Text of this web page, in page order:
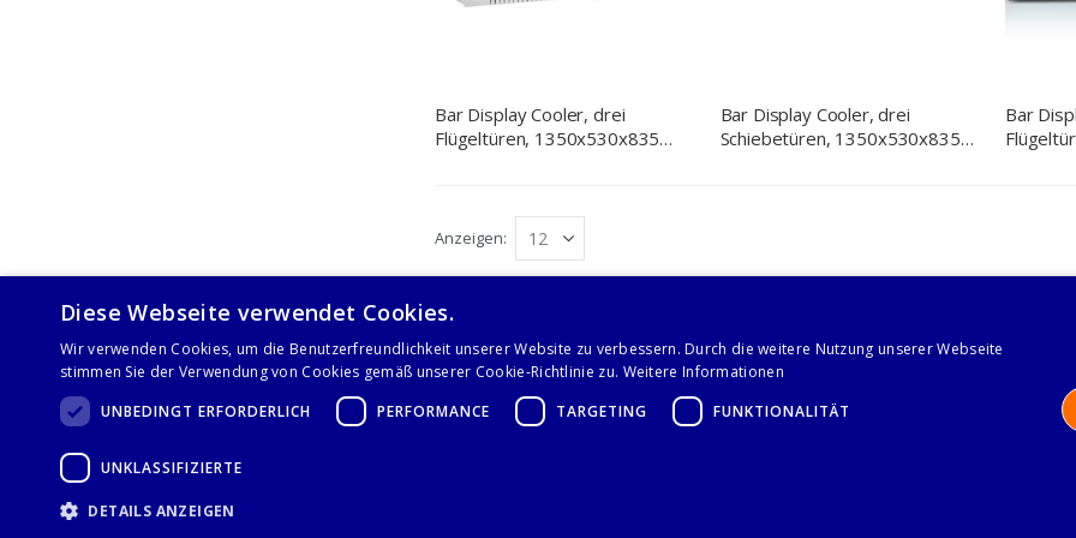
Bar Display Cooler, drei
Flügeltüren, 1350x530x835
Bar Display Cooler, drei
Schiebetüren, 1350x530x835
Bar
Anzeigen
Folge uns auf
IMPRESSUM
Diese Webseite verwendet Cookies.
Wir verwenden Cookies, um die Benutzerfreundlichkeit unserer Website zu verbessern. Durch die weitere Nutzung unserer Webseite
stimmen Sie der Verwendung von Cookies gemäß unserer Cookie-Richtlinie zu. Weitere Informationen
UNBEDINGT ERFORDERLICH
PERFORMANCE TARGETING FUNKTIONALITÄT
UNKLASSIFIZIERTE
DETAILS ANZEIGEN